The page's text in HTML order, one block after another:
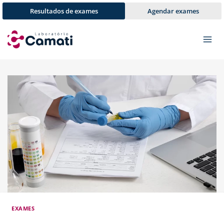
Pular
para
Conteúdo
Resultados de exames Agendar exames
EXAMES